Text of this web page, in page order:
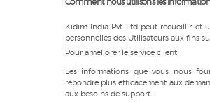
Kidim India Pvt Ltd peut recueillir et
personnelles des Utilisateurs aux fins
Pour améliorer le service client
Les informations que vous nous
répondre plus efficacement aux
aux besoins de support.